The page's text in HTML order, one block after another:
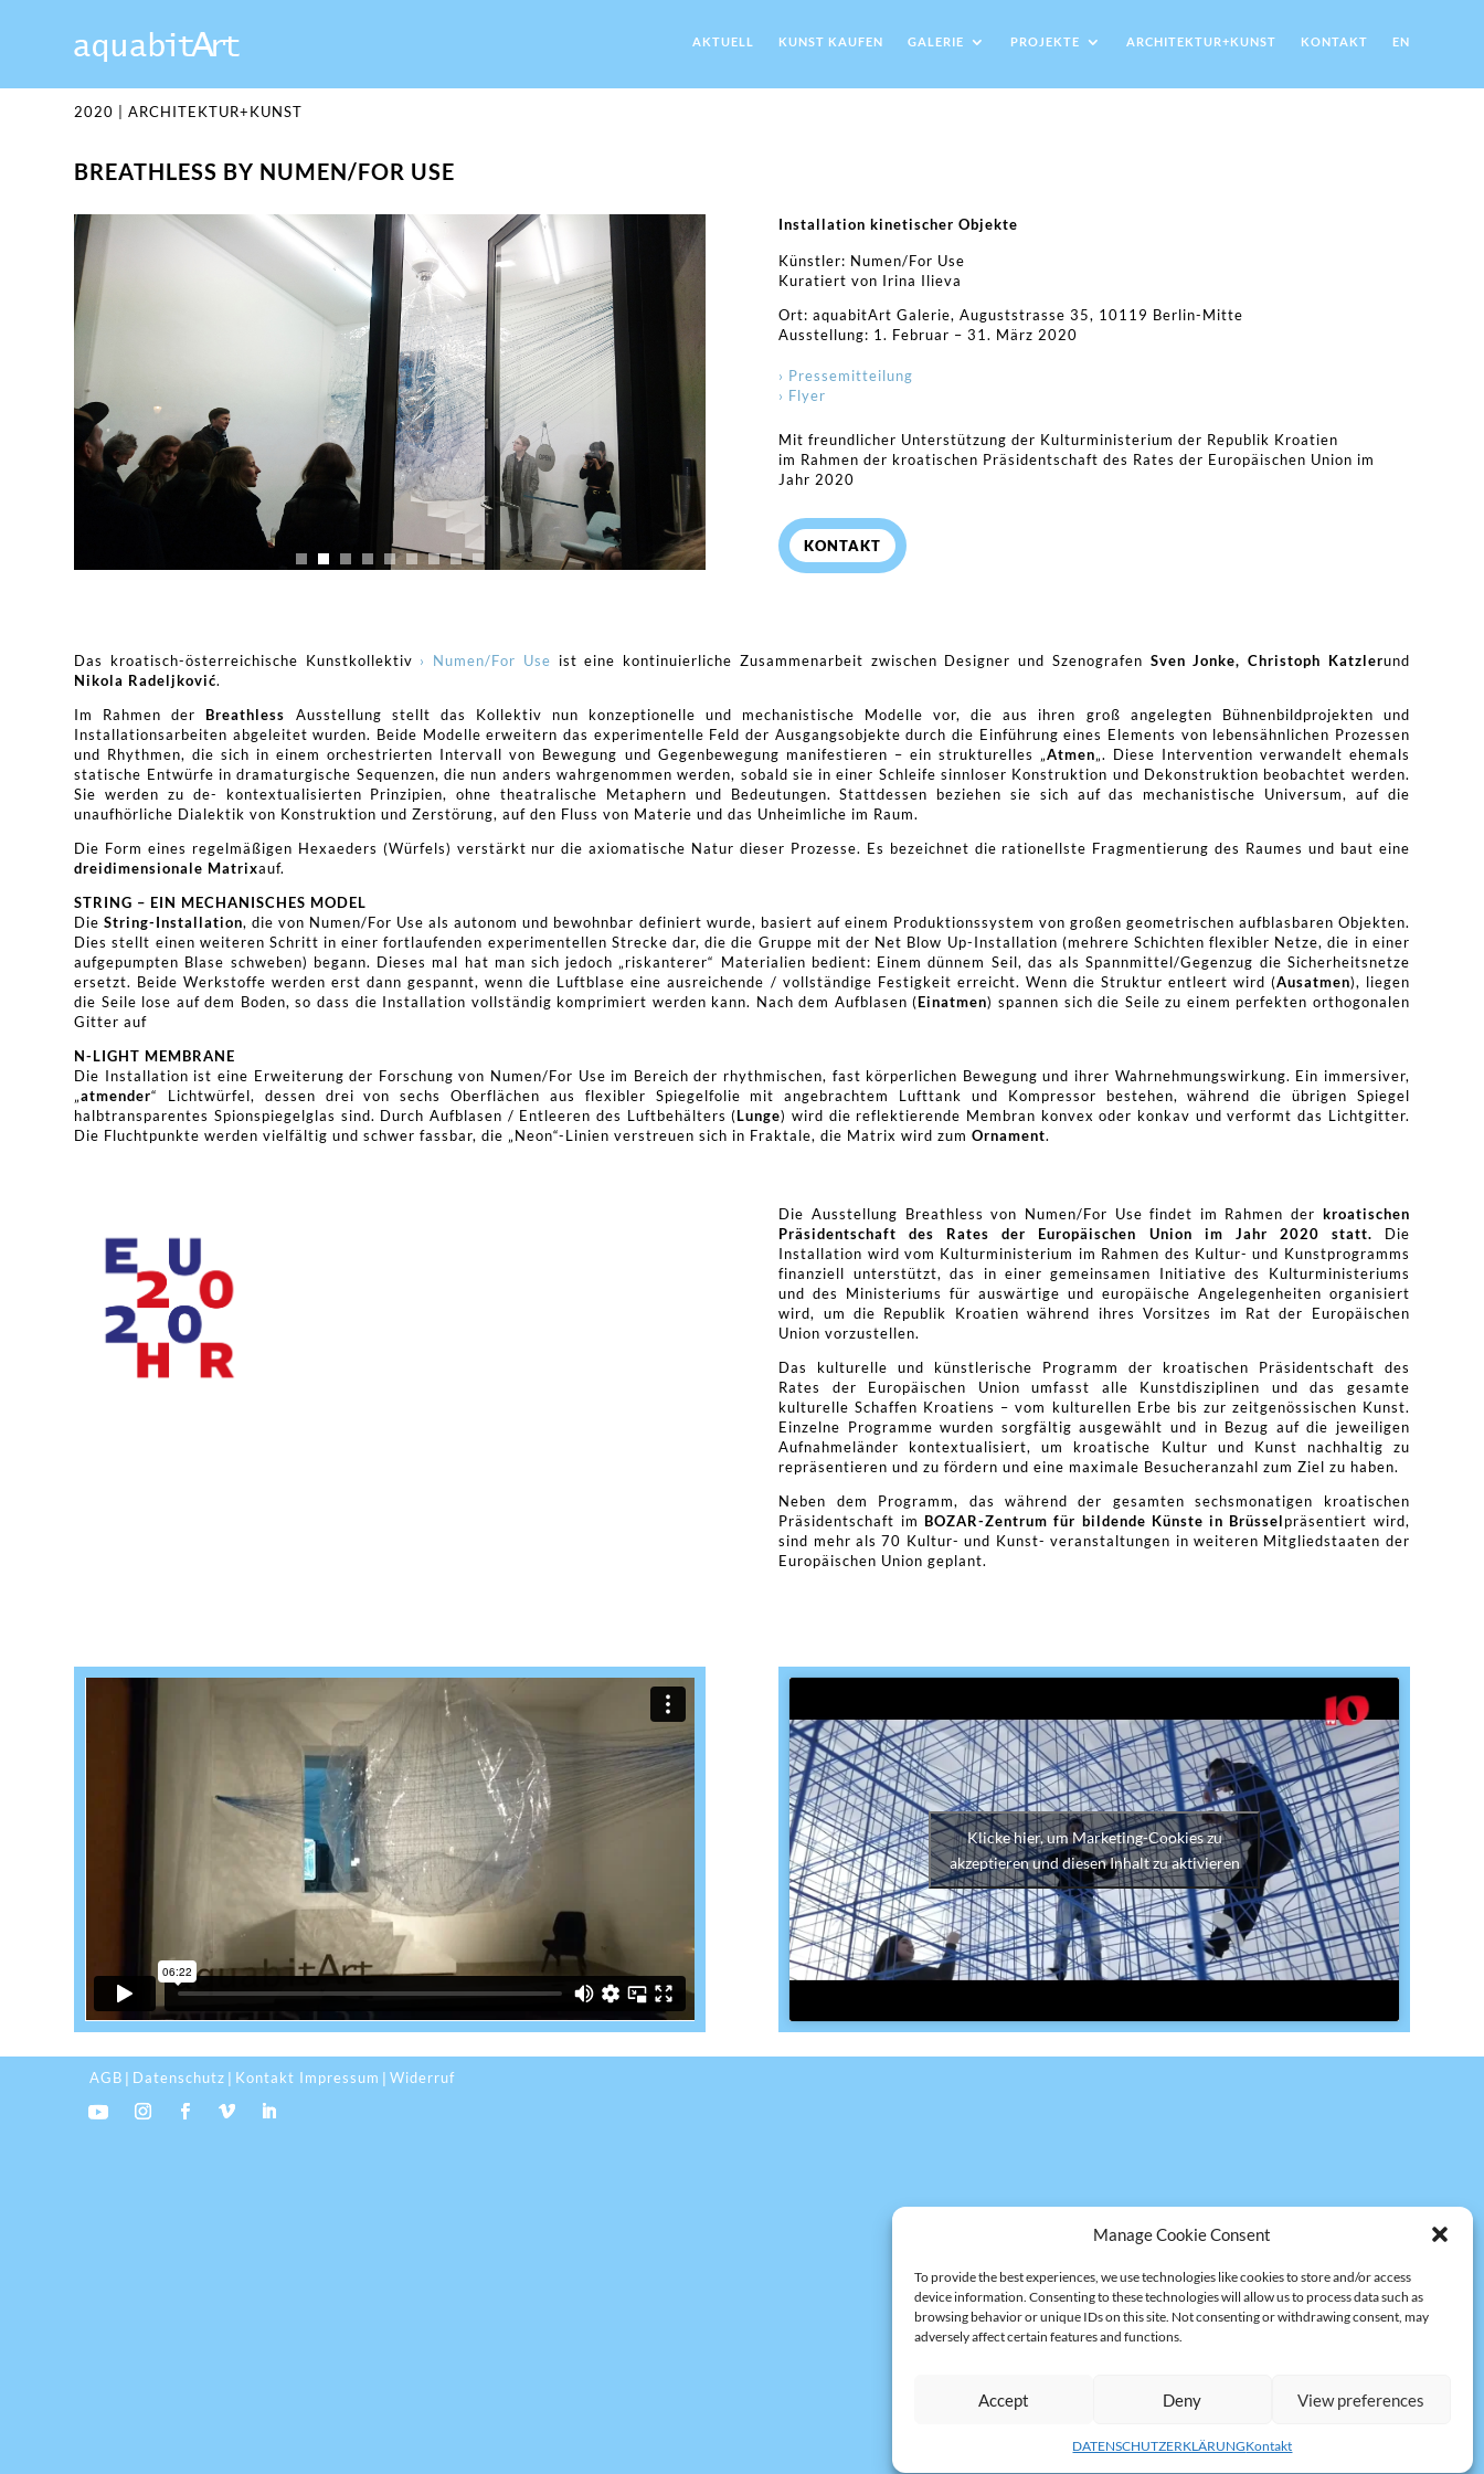
Manage Cookie Consent
To provide the best experiences, we use technologies like cookies to store and/or access
device information. Consenting to these technologies will allow us to process data such as
browsing behavior or unique IDs on this site. Not consenting or withdrawing consent, may
adversely affect certain features and functions.
Accept Deny View preferences
DATENSCHUTZERKLÄRUNGKontakt
AKTUELL KUNST KAUFEN GALERIE PROJEKTE ARCHITEKTUR+KUNST KONTAKT EN
2020 |ARCHITEKTUR+KUNST
BREATHLESS BY NUMEN/FOR USE
Installation kinetischer Objekte
Künstler: Numen/For Use
Kuratiert von Irina Ilieva
Ort: aquabitArt Galerie, Auguststrasse 35, 10119 Berlin-Mitte
Ausstellung: 1. Februar – 31. März 2020
› Pressemitteilung
› Flyer
Mit freundlicher Unterstützung der Kulturministerium der Republik Kroatien
im Rahmen der kroatischen Präsidentschaft des Rates der Europäischen Union im
Jahr 2020
KONTAKT
Das kroatisch-österreichische Kunstkollektiv › Numen/For Use ist eine kontinuierliche Zusammenarbeit zwischen Designer und Szenografen Sven Jonke, Christoph Katzlerund
Nikola Radeljković.
Im Rahmen der Breathless Ausstellung stellt das Kollektiv nun konzeptionelle und mechanistische Modelle vor, die aus ihren groß angelegten Bühnenbildprojekten und
Installationsarbeiten abgeleitet wurden. Beide Modelle erweitern das experimentelle Feld der Ausgangsobjekte durch die Einführung eines Elements von lebensähnlichen Prozessen
und Rhythmen, die sich in einem orchestrierten Intervall von Bewegung und Gegenbewegung manifestieren – ein strukturelles „Atmen„. Diese Intervention verwandelt ehemals
statische Entwürfe in dramaturgische Sequenzen, die nun anders wahrgenommen werden, sobald sie in einer Schleife sinnloser Konstruktion und Dekonstruktion beobachtet werden.
Sie werden zu de- kontextualisierten Prinzipien, ohne theatralische Metaphern und Bedeutungen. Stattdessen beziehen sie sich auf das mechanistische Universum, auf die
unaufhörliche Dialektik von Konstruktion und Zerstörung, auf den Fluss von Materie und das Unheimliche im Raum.
Die Form eines regelmäßigen Hexaeders (Würfels) verstärkt nur die axiomatische Natur dieser Prozesse. Es bezeichnet die rationellste Fragmentierung des Raumes und baut eine
dreidimensionale Matrixauf.
STRING – EIN MECHANISCHES MODEL
DieString-Installation, die von Numen/For Use als autonom und bewohnbar definiert wurde, basiert auf einem Produktionssystem von großen geometrischen aufblasbaren Objekten.
Dies stellt einen weiteren Schritt in einer fortlaufenden experimentellen Strecke dar, die die Gruppe mit der Net Blow Up-Installation (mehrere Schichten flexibler Netze, die in einer
aufgepumpten Blase schweben) begann. Dieses mal hat man sich jedoch „riskanterer“ Materialien bedient: Einem dünnem Seil, das als Spannmittel/Gegenzug die Sicherheitsnetze
ersetzt. Beide Werkstoffe werden erst dann gespannt, wenn die Luftblase eine ausreichende / vollständige Festigkeit erreicht. Wenn die Struktur entleert wird (Ausatmen), liegen
die Seile lose auf dem Boden, so dass die Installation vollständig komprimiert werden kann. Nach dem Aufblasen (Einatmen) spannen sich die Seile zu einem perfekten orthogonalen
Gitter auf
N-LIGHT MEMBRANE
Die Installation ist eine Erweiterung der Forschung von Numen/For Use im Bereich der rhythmischen, fast körperlichen Bewegung und ihrer Wahrnehmungswirkung. Ein immersiver,
„atmender“ Lichtwürfel, dessen drei von sechs Oberflächen aus flexibler Spiegelfolie mit angebrachtem Lufttank und Kompressor bestehen, während die übrigen Spiegel
halbtransparentes Spionspiegelglas sind. Durch Aufblasen / Entleeren des Luftbehälters (Lunge) wird die reflektierende Membran konvex oder konkav und verformt das Lichtgitter.
Die Fluchtpunkte werden vielfältig und schwer fassbar, die „Neon“-Linien verstreuen sich in Fraktale, die Matrix wird zumOrnament.
Die Ausstellung Breathless von Numen/For Use findet im Rahmen der kroatischen
Präsidentschaft des Rates der Europäischen Union im Jahr 2020 statt. Die
Installation wird vom Kulturministerium im Rahmen des Kultur- und Kunstprogramms
finanziell unterstützt, das in einer gemeinsamen Initiative des Kulturministeriums
und des Ministeriums für auswärtige und europäische Angelegenheiten organisiert
wird, um die Republik Kroatien während ihres Vorsitzes im Rat der Europäischen
Union vorzustellen.
Das kulturelle und künstlerische Programm der kroatischen Präsidentschaft des
Rates der Europäischen Union umfasst alle Kunstdisziplinen und das gesamte
kulturelle Schaffen Kroatiens – vom kulturellen Erbe bis zur zeitgenössischen Kunst.
Einzelne Programme wurden sorgfältig ausgewählt und in Bezug auf die jeweiligen
Aufnahmeländer kontextualisiert, um kroatische Kultur und Kunst nachhaltig zu
repräsentieren und zu fördern und eine maximale Besucheranzahl zum Ziel zu haben.
Neben dem Programm, das während der gesamten sechsmonatigen kroatischen
Präsidentschaft im BOZAR-Zentrum für bildende Künste in Brüsselpräsentiert wird,
sind mehr als 70 Kultur- und Kunst- veranstaltungen in weiteren Mitgliedstaaten der
Europäischen Union geplant.
Klicke hier, um Marketing-Cookies zu
akzeptieren und diesen Inhalt zu aktivieren
AGB Datenschutz Kontakt Impressum Widerruf